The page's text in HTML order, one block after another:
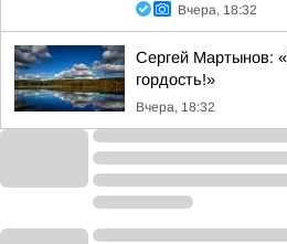
Вчера, 18:32
Сергей Мартынов:
гордость!»
Вчера, 18:32